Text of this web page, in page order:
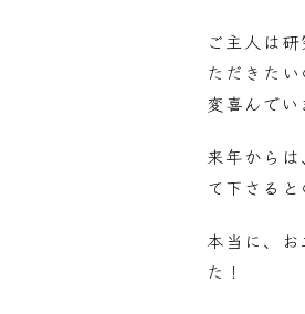
ご主人は
ただきた
変喜んでい
来年から
て下さると
本当に、
た！